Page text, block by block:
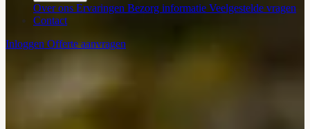
Over ons Ervaringen Bezorg informatie Veelgestelde vragen
Contact
Inloggen Offerte aanvragen